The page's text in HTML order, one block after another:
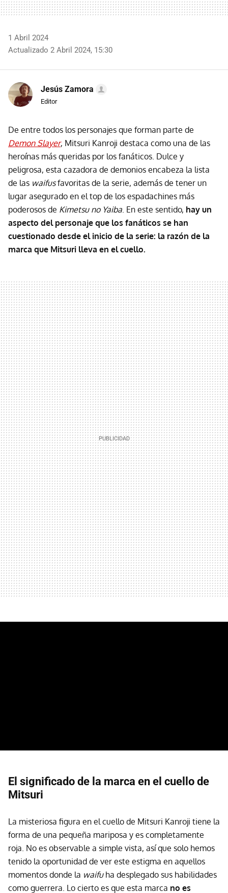
1 Abril 2024
Actualizado 2 Abril 2024, 15:30
Jesús Zamora
Editor
De entre todos los personajes que forman parte de
Demon Slayer, Mitsuri Kanroji destaca como una de las
heroínas más queridas por los fanáticos. Dulce y
peligrosa, esta cazadora de demonios encabeza la lista
de las waifusfavoritas de la serie, además de tener un
lugar asegurado en el top de los espadachines más
poderosos de Kimetsu no Yaiba. En este sentido, hay un
aspecto del personaje que los fanáticos se han
cuestionado desde el inicio de la serie: la razón de la
marca que Mitsuri lleva en el cuello.
El significado de la marca en el cuello de
Mitsuri
La misteriosa figura en el cuello de Mitsuri Kanroji tiene la
forma de una pequeña mariposa y es completamente
roja. No es observable a simple vista, así que solo hemos
tenido la oportunidad de ver este estigma en aquellos
momentos donde la waifu ha desplegado sus habilidades
como guerrera. Lo cierto es que esta marca no es